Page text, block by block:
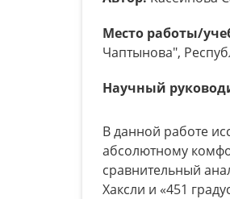
Место работы/
Чаптынова",
Научный
В данной работе
абсолютному
сравнительный
Хаксли и «451